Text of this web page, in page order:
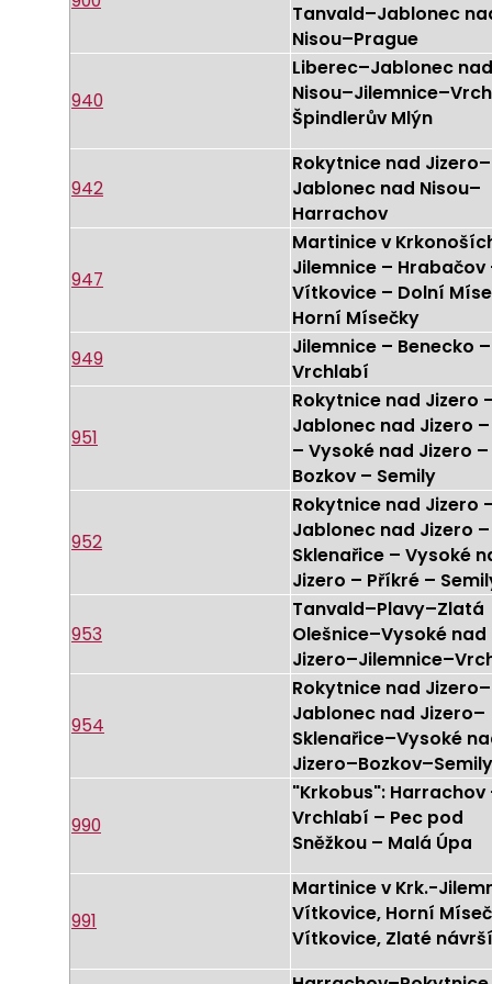
Tanvald–Jablonec
Nisou–Prague
940
Liberec–Jablonec nad
Špindlerův Mlýn
942
Rokytnice nad Jizero–
Jablonec nad Nisou–
Harrachov
947
Martinice v
Jilemnice – Hrabačov
Vítkovice – Dolní
Horní Mísečky
949
Jilemnice – Benecko –
Vrchlabí
951
Rokytnice nad Jizero
Jablonec nad Jizero
– Vysoké nad Jizero –
Bozkov – Semily
952
Rokytnice nad Jizero
Jablonec nad Jizero –
Sklenařice – Vysoké
Jizero – Příkré –
953
Tanvald–Plavy–Zlatá
Olešnice–Vysoké nad
954
Rokytnice nad Jizero–
Jablonec nad Jizero–
Sklenařice–Vysoké
Jizero–Bozkov–Semily
990
"Krkobus": Harrachov
Vrchlabí – Pec pod
Sněžkou – Malá Úpa
991
Martinice v Krk.-
Vítkovice, Horní
Vítkovice, Zlaté návrší